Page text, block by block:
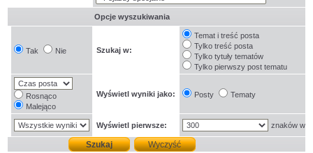
Opcje wyszukiwania
Tak Nie Szukaj w:
Temat i treść posta
Tylko treść posta
Tylko tytuły tematów
Tylko pierwszy post tematu
Rosnąco
Malejąco
Wyświetl wyniki jako: Posty Tematy
Wyświetl pierwsze: znaków w